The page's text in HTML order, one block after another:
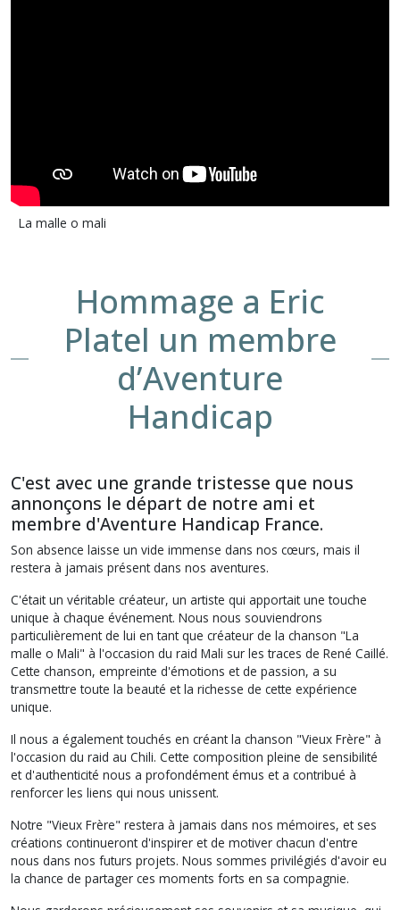
La malle o mali
Hommage a Eric
Platel un membre
d’Aventure
Handicap
C'est avec une grande tristesse que nous
annonçons le départ de notre ami et
membre d'Aventure Handicap France.
Son absence laisse un vide immense dans nos cœurs, mais il
restera à jamais présent dans nos aventures.
C'était un véritable créateur, un artiste qui apportait une touche
unique à chaque événement. Nous nous souviendrons
particulièrement de lui en tant que créateur de la chanson "La
malle o Mali" à l'occasion du raid Mali sur les traces de René Caillé.
Cette chanson, empreinte d'émotions et de passion, a su
transmettre toute la beauté et la richesse de cette expérience
unique.
Il nous a également touchés en créant la chanson "Vieux Frère" à
l'occasion du raid au Chili. Cette composition pleine de sensibilité
et d'authenticité nous a profondément émus et a contribué à
renforcer les liens qui nous unissent.
Notre "Vieux Frère" restera à jamais dans nos mémoires, et ses
créations continueront d'inspirer et de motiver chacun d'entre
nous dans nos futurs projets. Nous sommes privilégiés d'avoir eu
la chance de partager ces moments forts en sa compagnie.